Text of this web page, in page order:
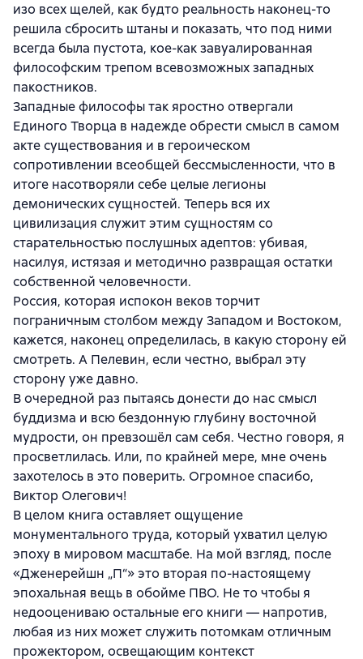
изо всех щелей, как будто реальность наконец-то
решила сбросить штаны и показать, что под ними
всегда была пустота, кое-как завуалированная
философским трепом всевозможных западных
пакостников.
Западные философы так яростно отвергали
Единого Творца в надежде обрести смысл в самом
акте существования и в героическом
сопротивлении всеобщей бессмысленности, что в
итоге насотворяли себе целые легионы
демонических сущностей. Теперь вся их
цивилизация служит этим сущностям со
старательностью послушных адептов: убивая,
насилуя, истязая и методично развращая остатки
собственной человечности.
Россия, которая испокон веков торчит
пограничным столбом между Западом и Востоком,
кажется, наконец определилась, в какую сторону ей
смотреть. А Пелевин, если честно, выбрал эту
сторону уже давно.
В очередной раз пытаясь донести до нас смысл
буддизма и всю бездонную глубину восточной
мудрости, он превзошёл сам себя. Честно говоря, я
просветлилась. Или, по крайней мере, мне очень
захотелось в это поверить. Огромное спасибо,
Виктор Олегович!
В целом книга оставляет ощущение
монументального труда, который ухватил целую
эпоху в мировом масштабе. На мой взгляд, после
«Дженерейшн „П“» это вторая по-настоящему
эпохальная вещь в обойме ПВО. Не то чтобы я
недооцениваю остальные его книги — напротив,
любая из них может служить потомкам отличным
прожектором, освещающим контекст